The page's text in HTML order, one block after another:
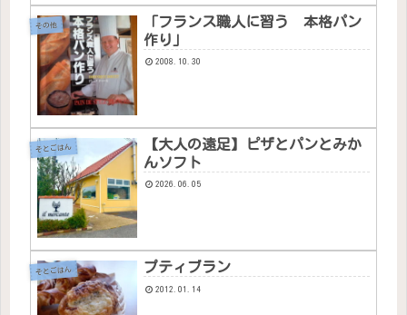
その他
「フランス職人に習う 本格パン
作り」
2008.10.30
そとごはん
【大人の遠足】ピザとパンとみか
んソフト
2026.06.05
そとごはん プティブラン
2012.01.14